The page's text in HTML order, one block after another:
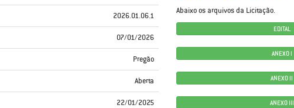
2026.01.06.1
07/01/2026
Pregão
Aberta
22/01/2025
Abaixo os arquivos da Licitação.
EDITAL
ANEXO I
ANEXO II
ANEXO III